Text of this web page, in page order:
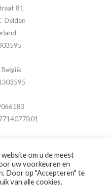
81
Delden
MijnFotolijstje.nl
om u de meest
uw voorkeuren en
Door op "Accepteren" te
van alle cookies.